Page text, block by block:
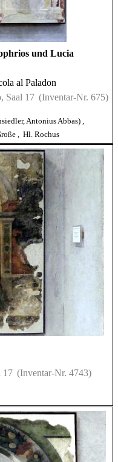
und Lucia
al Paladon
Saal 17 (Inventar-Nr. 675)
Antonius Abbas) ,
, Hl. Rochus
17 (Inventar-Nr. 4743)